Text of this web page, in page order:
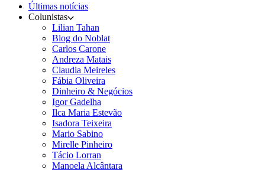
Últimas notícias
Colunistas
Lilian Tahan
Blog do Noblat
Carlos Carone
Andreza Matais
Claudia Meireles
Fábia Oliveira
Dinheiro & Negócios
Igor Gadelha
Ilca Maria Estevão
Isadora Teixeira
Mario Sabino
Mirelle Pinheiro
Tácio Lorran
Manoela Alcântara